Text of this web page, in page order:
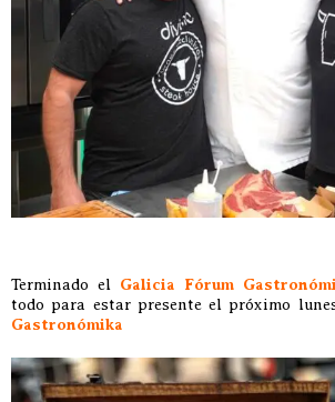
Terminado el Galicia Fórum
todo para estar presente el próximo
Gastronómika